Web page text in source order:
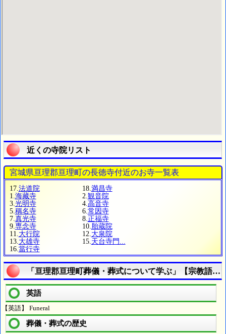
近くの寺院リスト
宮城県亘理郡亘理町の長徳寺付近のお寺一覧表
17. 法道院 18. 満昌寺
1. 海藏寺 2. 観音院
3. 光明寺 4. 高音寺
5. 稱名寺 6. 常因寺
7. 真光寺 8. 正福寺
9. 専念寺 10. 胎蔵院
11. 大行院 12. 大泉院
13. 大雄寺 15. 天台寺門...
16. 當行寺
「亘理郡亘理町葬儀・葬式について学ぶ」【宗教語の
英語
【英語】 Funeral
葬儀・葬式の歴史